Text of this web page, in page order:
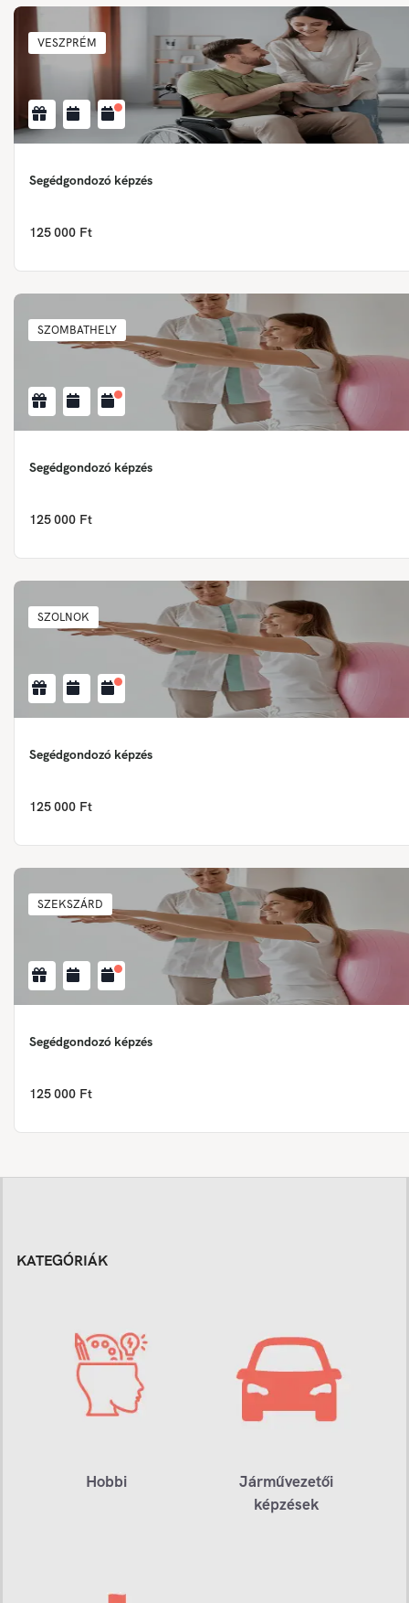
VESZPRÉM
Segédgondozó képzés
125 000 Ft
SZOMBATHELY
Segédgondozó képzés
125 000 Ft
SZOLNOK
Segédgondozó képzés
125 000 Ft
SZEKSZÁRD
Segédgondozó képzés
125 000 Ft
KATEGÓRIÁK
Hobbi
Járművezetői
képzések